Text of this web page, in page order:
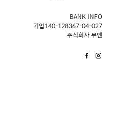
BANK INFO
기업140-128367-04-027
주식회사 무엔